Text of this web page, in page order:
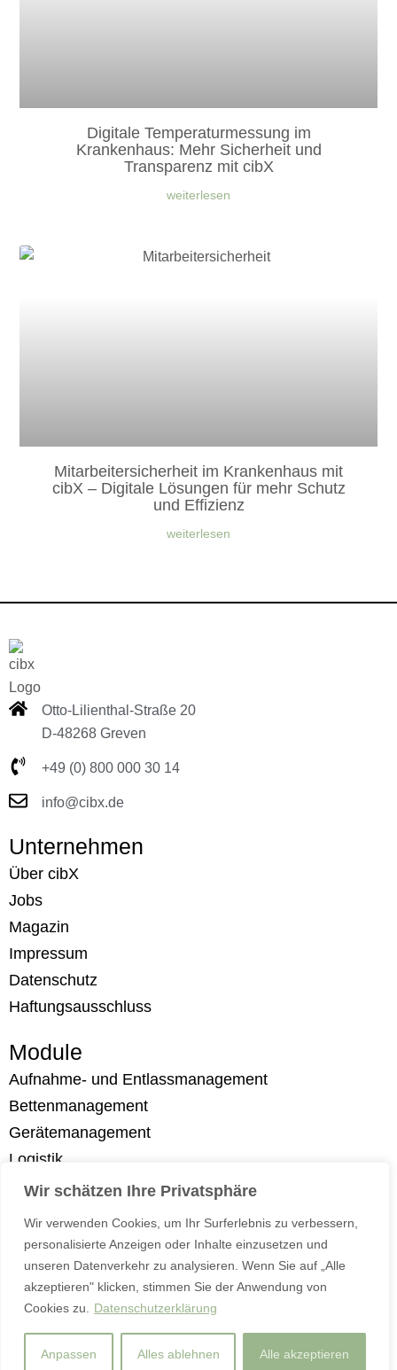
Wir schätzen Ihre Privatsphäre
Wir verwenden Cookies, um Ihr Surferlebnis zu verbessern,
personalisierte Anzeigen oder Inhalte einzusetzen und
unseren Datenverkehr zu analysieren. Wenn Sie auf „Alle
akzeptieren" klicken, stimmen Sie der Anwendung von
Cookies zu.
Datenschutzerklärung
Anpassen Alles ablehnen Alle akzeptieren
Digitale Temperaturmessung im
Krankenhaus: Mehr Sicherheit und
Transparenz mit cibX
weiterlesen
Mitarbeitersicherheit im Krankenhaus mit
cibX – Digitale Lösungen für mehr Schutz
und Effizienz
weiterlesen
Otto-Lilienthal-Straße 20
D-48268 Greven
+49 (0) 800 000 30 14
info@cibx.de
Unternehmen
Über cibX
Jobs
Magazin
Impressum
Datenschutz
Haftungsausschluss
Module
Aufnahme- und Entlassmanagement
Bettenmanagement
Gerätemanagement
Logistik
Messenger
Patientenmanegement
Temperaturmessung
Wearables
L F